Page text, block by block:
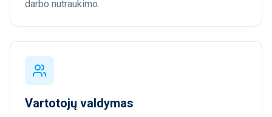
darbo nutraukimo.
Vartotojų valdymas